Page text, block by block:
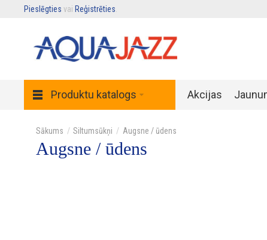
Pieslēgties vai Reģistrēties
Produktu katalogs Akcijas
Siltumsūkņi Augsne / ūdens
Augsne / ūdens